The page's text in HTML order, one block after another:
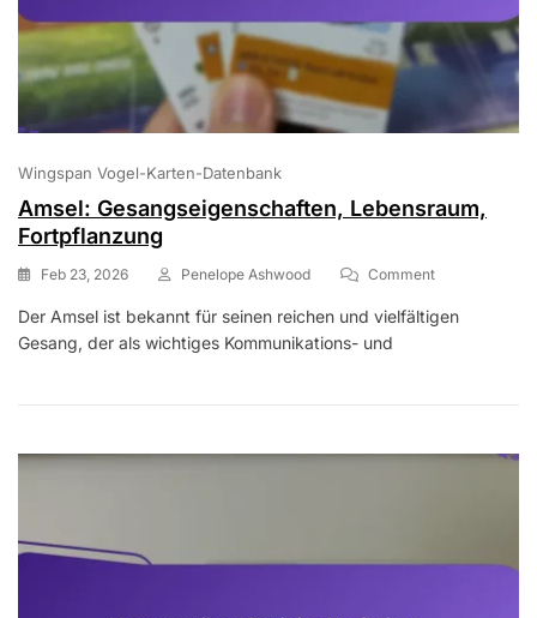
Wingspan Vogel-Karten-Datenbank
Amsel: Gesangseigenschaften, Lebensraum,
Fortpflanzung
Feb 23, 2026 Penelope Ashwood CommentOn
Der Amsel ist bekannt für seinen reichen und vielfältigen
Gesang, der als wichtiges Kommunikations- und